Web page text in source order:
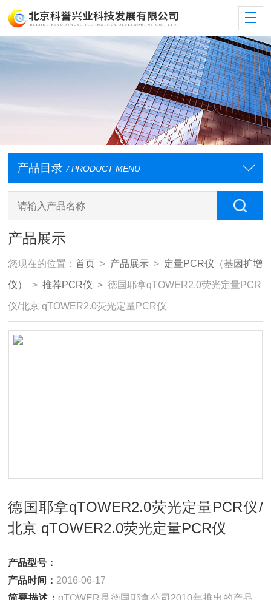
产品目录 / PRODUCT MENU
产品展示
您现在的位置：首页 > 产品展示 > 定量PCR仪（基因扩增
仪） >推荐PCR仪 > 德国耶拿qTOWER2.0荧光定量PCR
仪/北京 qTOWER2.0荧光定量PCR仪
德国耶拿qTOWER2.0荧光定量PCR仪/
北京 qTOWER2.0荧光定量PCR仪
产品型号：
产品时间： 2016-06-17